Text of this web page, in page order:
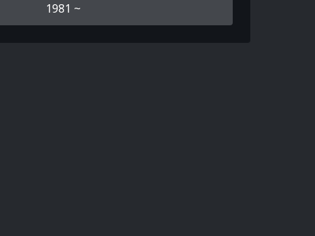
1981 ~